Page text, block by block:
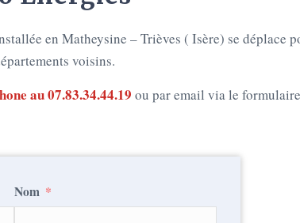
en Matheysine – Trièves ( Isère) se déplace
voisins.
au 07.83.34.44.19 ou par email via le
Nom